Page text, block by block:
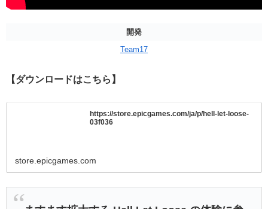
開発
Team17
【ダウンロードはこちら】
https://store.epicgames.com/ja/p/hell-let-loose-
03f036
store.epicgames.com